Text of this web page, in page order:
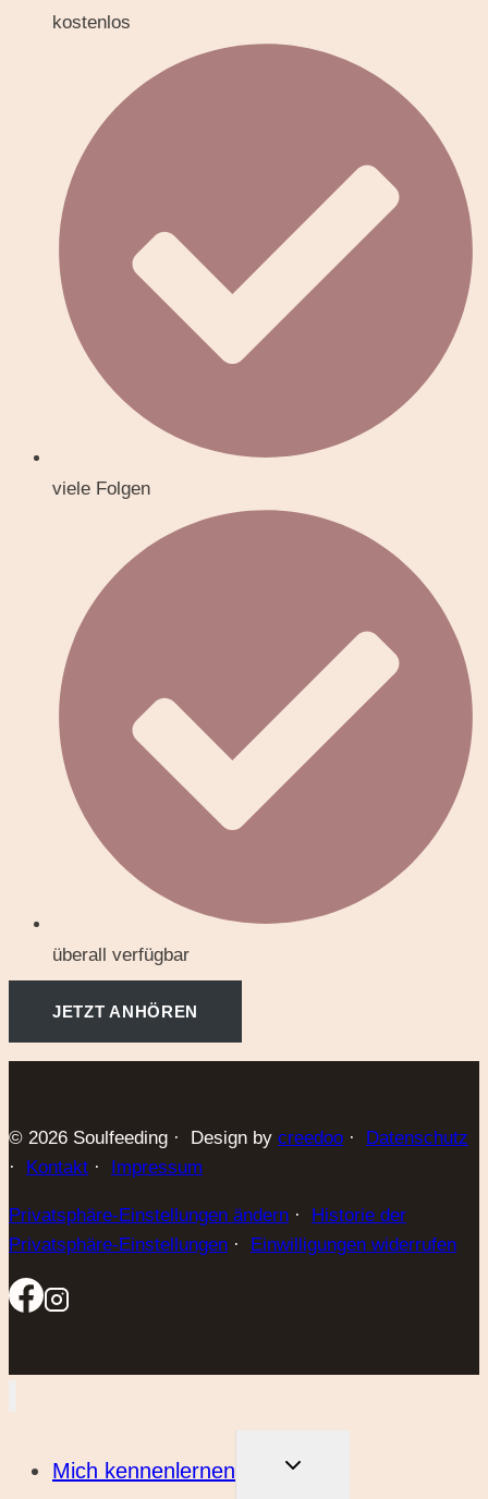
kostenlos
viele Folgen
überall verfügbar
JETZT ANHÖREN
© 2026 Soulfeeding · Design by creedoo ·
Datenschutz
·
Kontakt · Impressum
Privatsphäre-Einstellungen ändern ·
Historie der
Privatsphäre-Einstellungen · Einwilligungen widerrufen
Mich kennenlernen
UNTERMENÜ
UMSCHALTEN